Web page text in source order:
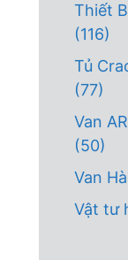
Thiết
(116)
Tủ
(77)
Van
(50)
Van
Vật tư